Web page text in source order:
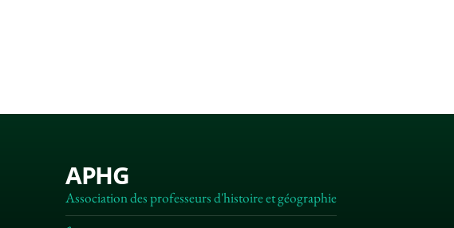
APHG
Association des professeurs d'histoire et géographie